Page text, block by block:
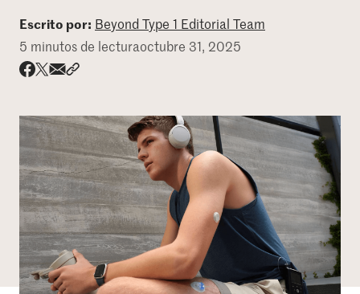
DONAR
Escrito por: Beyond Type 1 Editorial Team
5 minutos de lecturaoctubre 31, 2025